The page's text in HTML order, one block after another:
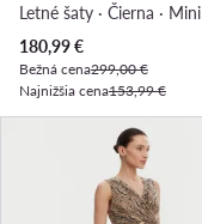
Letné šaty · Čierna · Mini
Aktuálna cena
180,99€
Bežná cena299,00 €
Najnižšia cena153,99 €